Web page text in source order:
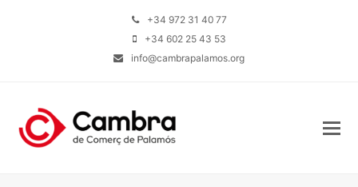
+34 972 31 40 77
+34 602 25 43 53
info@cambrapalamos.org